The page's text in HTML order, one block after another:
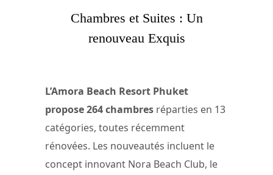
Chambres et Suites : Un
renouveau Exquis
L’Amora Beach Resort Phuket
propose 264 chambres réparties en 13
catégories, toutes récemment
rénovées. Les nouveautés incluent le
concept innovant Nora Beach Club, le